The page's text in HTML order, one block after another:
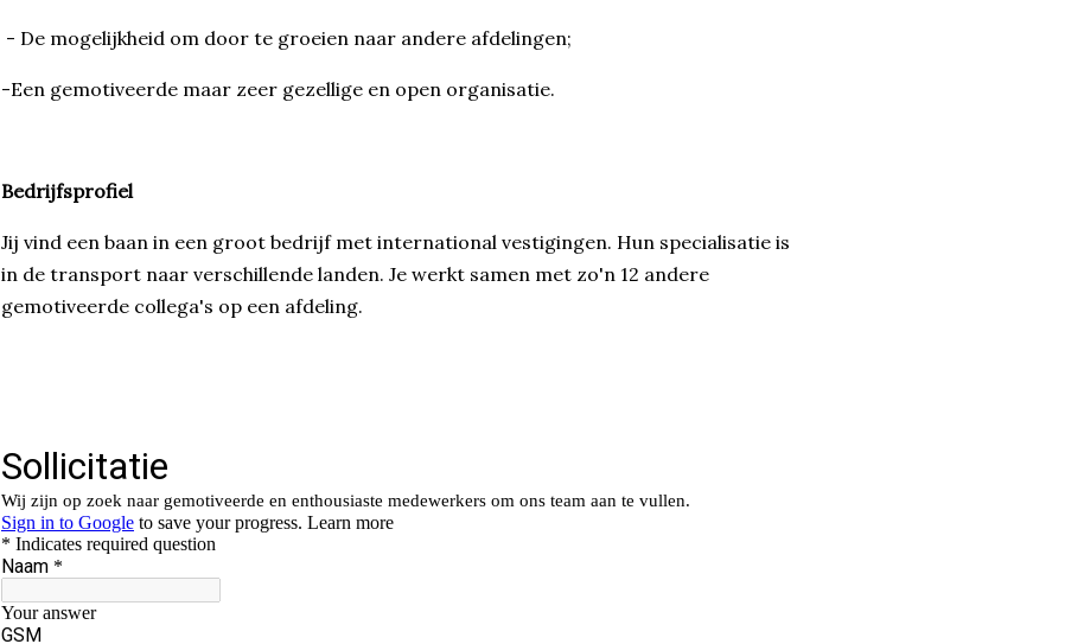
- De mogelijkheid om door te groeien naar andere afdelingen;
-Een gemotiveerde maar zeer gezellige en open organisatie.
Bedrijfsprofiel
Jij vind een baan in een groot bedrijf met international vestigingen. Hun specialisatie is
in de transport naar verschillende landen. Je werkt samen met zo'n 12 andere
gemotiveerde collega's op een afdeling.